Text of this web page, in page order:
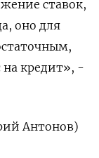
ставок,
оно для
кредит», -
Антонов)